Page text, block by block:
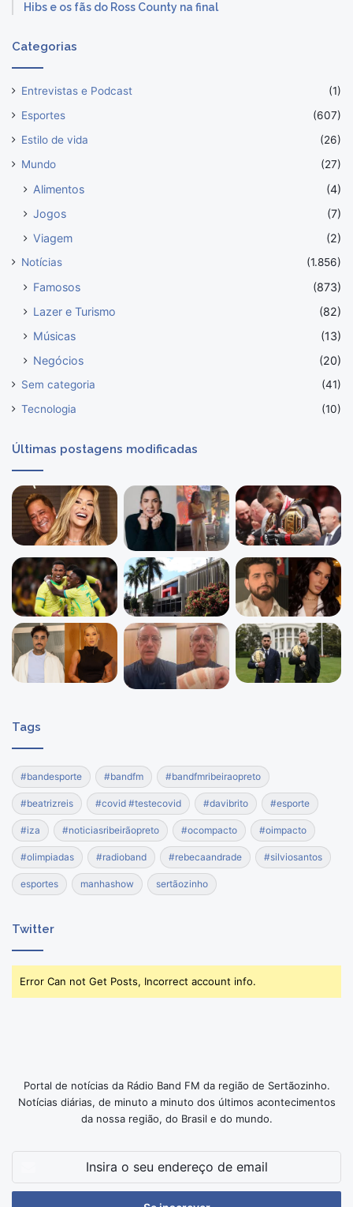
Hibs e os fãs do Ross County na final
Categorias
Entrevistas e Podcast
(1)
Esportes
(607)
Estilo de vida
(26)
Mundo
(27)
Alimentos
(4)
Jogos
(7)
Viagem
(2)
Notícias (1.856)
Famosos
(873)
Lazer e Turismo
(82)
Músicas
(13)
Negócios
(20)
Sem categoria
(41)
Tecnologia
(10)
Últimas postagens modificadas
Tags
#bandesporte #bandfm #bandfmribeiraopreto
#beatrizreis #covid #testecovid #davibrito #esporte
#iza #noticiasribeirãopreto #ocompacto #oimpacto
#olimpiadas #radioband #rebecaandrade #silviosantos
esportes manhashow sertãozinho
Twitter
Error Can not Get Posts, Incorrect account info.
Portal de notícias da Rádio Band FM da região de Sertãozinho.
Notícias diárias, de minuto a minuto dos últimos acontecimentos
da nossa região, do Brasil e do mundo.
seu